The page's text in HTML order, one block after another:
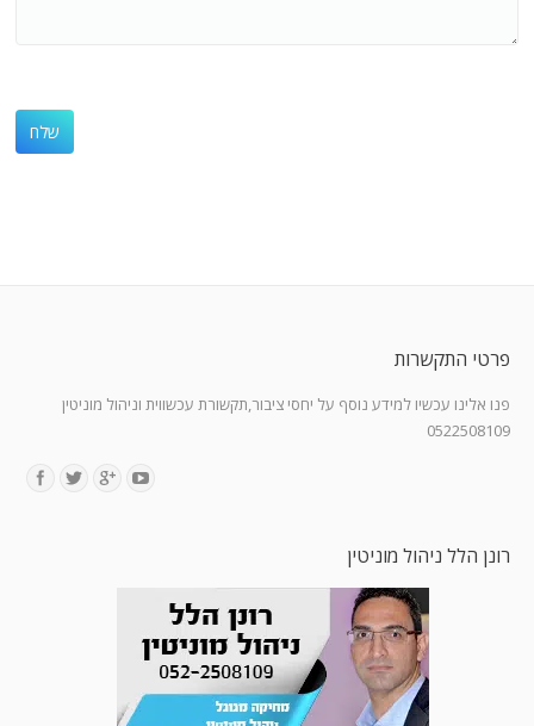
פרטי התקשרות
פנו אלינו עכשיו למידע נוסף על יחסי ציבור,תקשורת עכשווית וניהול מוניטין
0522508109
רונן הלל ניהול מוניטין